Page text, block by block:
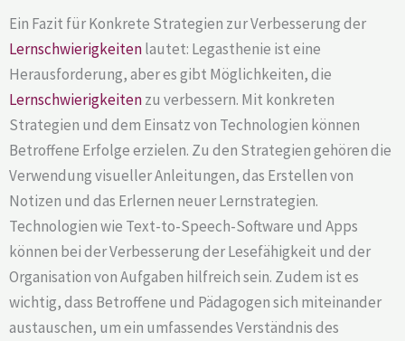
Ein Fazit für Konkrete Strategien zur Verbesserung der
Lernschwierigkeitenlautet: Legasthenie ist eine
Herausforderung, aber es gibt Möglichkeiten, die
Lernschwierigkeitenzu verbessern. Mit konkreten
Strategien und dem Einsatz von Technologien können
Betroffene Erfolge erzielen. Zu den Strategien gehören die
Verwendung visueller Anleitungen, das Erstellen von
Notizen und das Erlernen neuer Lernstrategien.
Technologien wie Text-to-Speech-Software und Apps
können bei der Verbesserung der Lesefähigkeit und der
Organisation von Aufgaben hilfreich sein. Zudem ist es
wichtig, dass Betroffene und Pädagogen sich miteinander
austauschen, um ein umfassendes Verständnis des